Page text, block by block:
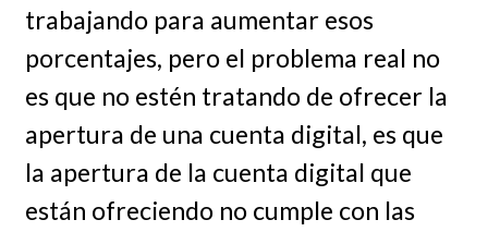
trabajando para aumentar esos
porcentajes, pero el problema real no
es que no estén tratando de ofrecer la
apertura de una cuenta digital, es que
la apertura de la cuenta digital que
están ofreciendo no cumple con las